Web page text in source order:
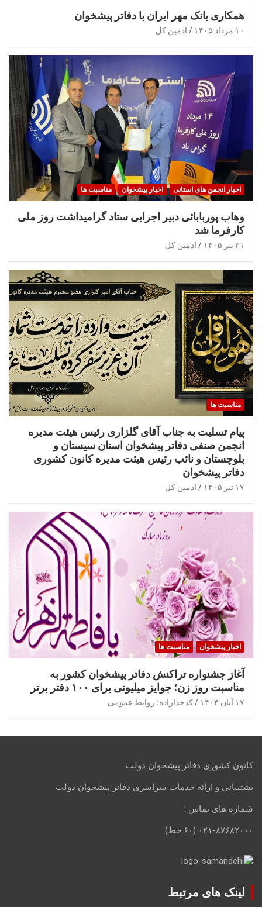
همکاری بانک مهر ایران با دفاتر پیشخوان
۱۰ مرداد ۱۴۰۵ ادمین کل
اخبار انجمن های استانی اخبار پیشخوان مناسبت ها
وهاب پوربابائی دبیر اجرایی ستاد گرامیداشت روز ملی
کارفرما شد
۳۱ تیر ۱۴۰۵ ادمین کل
مناسبت ها
پیام تسلیت به جناب آقای گلزاری رئیس هیئت مدیره
انجمن صنفی دفاتر پیشخوان استان سیستان و
بلوچستان و نائب رئیس هیئت مدیره کانون کشوری
دفاتر پیشخوان
۱۷ تیر ۱۴۰۵ ادمین کل
اخبار پیشخوان مناسبت ها
آغاز جشنواره تراکنش دفاتر پیشخوان کشور به
مناسبت روز زن؛ جوایز میلیونی برای ۱۰۰ دفتر برتر
۱۷ آبان ۱۴۰۴ کدخدازاده؛ روابط عمومی
کانون کشوری دفاتر پیشخوان دولت
پشتیبانی و ارائه خدمات سراسری دفاتر پیشخوان دولت
شماره های تماس :
۰۲۱-۸۷۶۸۲۰۰۰ (۶۰ خط)
لینک های مرتبط